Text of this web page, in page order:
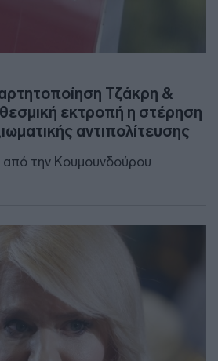
Τζάκρη &
εκτροπή η στέρηση
αντιπολίτευσης
από την Κουμουνδούρου